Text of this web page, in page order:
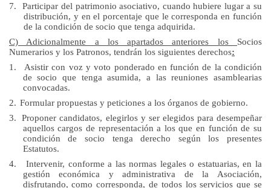
7.
Participar del patrimonio asociativo, cuando hubiere lugar a su
distribución, y en el porcentaje que le corresponda en función
de la condición de socio que tenga adquirida.
C) Adicionalmente a los apartados anteriores los Socios
Numerarios y los Patronos, tendrán los siguientes derechos:
1.
Asistir con voz y voto ponderado en función de la condición
de socio que tenga asumida, a las reuniones asamblearias
convocadas.
2. Formular propuestas y peticiones a los órganos de gobierno.
3.
Proponer candidatos, elegirlos y ser elegidos para desempeñar
aquellos cargos de representación a los que en función de su
condición de socio tenga derecho según los presentes
Estatutos.
4.
Intervenir, conforme a las normas legales o estatuarias, en la
gestión económica y administrativa de la Asociación,
disfrutando, como corresponda, de todos los servicios que se